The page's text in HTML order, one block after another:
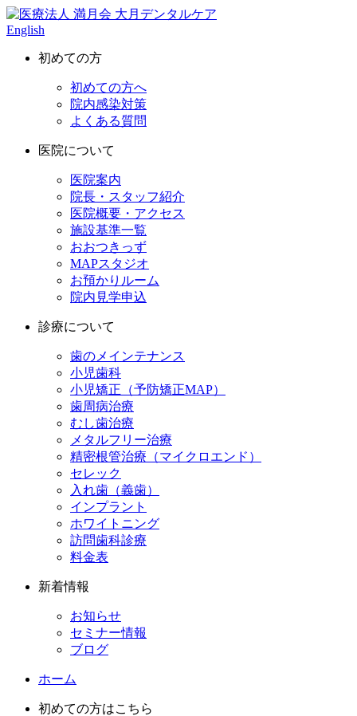
English
初めての方
初めての方へ
院内感染対策
よくある質問
医院について
医院案内
院長・スタッフ紹介
医院概要・アクセス
施設基準一覧
おおつきっず
MAPスタジオ
お預かりルーム
院内見学申込
診療について
歯のメインテナンス
小児歯科
小児矯正（予防矯正MAP）
歯周病治療
むし歯治療
メタルフリー治療
精密根管治療（マイクロエンド）
セレック
入れ歯（義歯）
インプラント
ホワイトニング
訪問歯科診療
料金表
新着情報
お知らせ
セミナー情報
ブログ
ホーム
初めての方はこちら